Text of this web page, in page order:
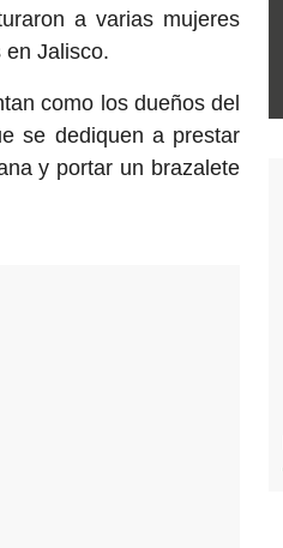
a varias mujeres
Jalisco.
como los dueños del
se dediquen a prestar
y portar un brazalete